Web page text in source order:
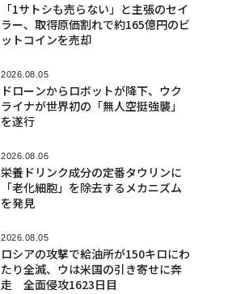
「1サトシも売らない」と主張のセイ
ラー、取得原価割れで約165億円のビ
ットコインを売却
2026.08.05
ドローンからロボットが降下、ウク
ライナが世界初の「無人空挺強襲」
を遂行
2026.08.06
栄養ドリンク成分の定番タウリンに
「老化細胞」を除去するメカニズム
を発見
2026.08.05
ロシアの攻撃で給油所が150キロにわ
たり全滅、ウは米国の引き寄せに奔
走 全面侵攻1623日目